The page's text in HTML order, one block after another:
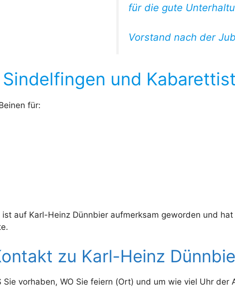
für die gute
Vorstand nach der
und
für:
ist auf Karl-Heinz Dünnbier aufmerksam geworden und
zu Karl-Heinz
vorhaben, WO Sie feiern (Ort) und um wie viel Uhr der